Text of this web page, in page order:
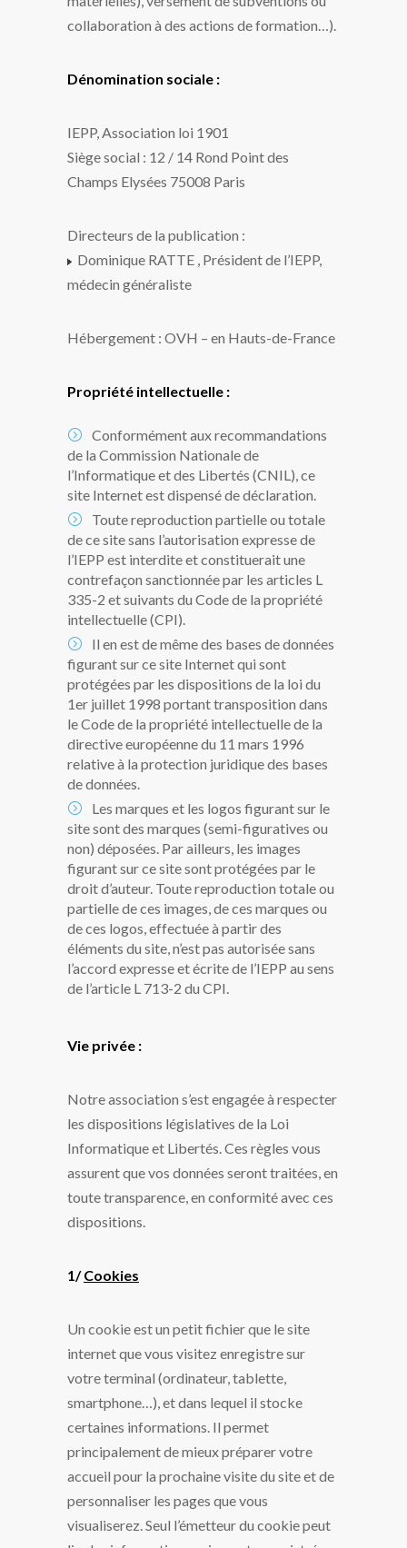
collaboration à des actions de formation…).
Dénomination sociale :
IEPP, Association loi 1901
Siège social : 12 / 14 Rond Point des
Champs Elysées 75008 Paris
Directeurs de la publication :
Dominique RATTE , Président de l’IEPP,
médecin généraliste
Hébergement : OVH – en Hauts-de-France
Propriété intellectuelle :
Conformément aux recommandations
de la Commission Nationale de
l’Informatique et des Libertés (CNIL), ce
site Internet est dispensé de déclaration.
Toute reproduction partielle ou totale
de ce site sans l’autorisation expresse de
l’IEPP est interdite et constituerait une
contrefaçon sanctionnée par les articles L
335-2 et suivants du Code de la propriété
intellectuelle (CPI).
Il en est de même des bases de données
figurant sur ce site Internet qui sont
protégées par les dispositions de la loi du
1er juillet 1998 portant transposition dans
le Code de la propriété intellectuelle de la
directive européenne du 11 mars 1996
relative à la protection juridique des bases
de données.
Les marques et les logos figurant sur le
site sont des marques (semi-figuratives ou
non) déposées. Par ailleurs, les images
figurant sur ce site sont protégées par le
droit d’auteur. Toute reproduction totale ou
partielle de ces images, de ces marques ou
de ces logos, effectuée à partir des
éléments du site, n’est pas autorisée sans
l’accord expresse et écrite de l’IEPP au sens
de l’article L 713-2 du CPI.
Vie privée :
Notre association s’est engagée à respecter
les dispositions législatives de la Loi
Informatique et Libertés. Ces règles vous
assurent que vos données seront traitées, en
toute transparence, en conformité avec ces
dispositions.
1/Cookies
Un cookie est un petit fichier que le site
internet que vous visitez enregistre sur
votre terminal (ordinateur, tablette,
smartphone…), et dans lequel il stocke
certaines informations. Il permet
principalement de mieux préparer votre
accueil pour la prochaine visite du site et de
personnaliser les pages que vous
visualiserez. Seul l’émetteur du cookie peut